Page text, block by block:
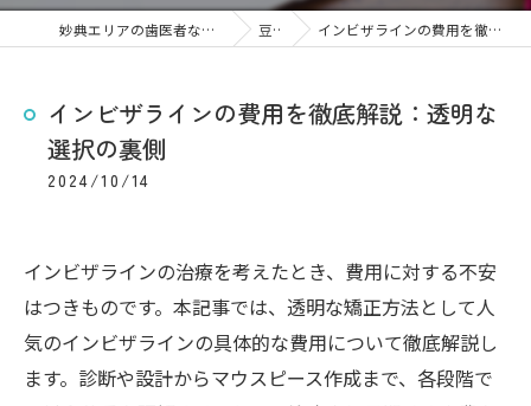
妙典エリアの歯医者なら妙典歯科Nクリニック 豆知識 インビザラインの費用を徹底解説：透明な選択の裏側
インビザラインの費用を徹底解説：透明な
選択の裏側
2024/10/14
インビザラインの治療を考えたとき、費用に対する不安
はつきものです。本記事では、透明な矯正方法として人
気のインビザラインの具体的な費用について徹底解説し
ます。診断や設計からマウスピース作成まで、各段階で